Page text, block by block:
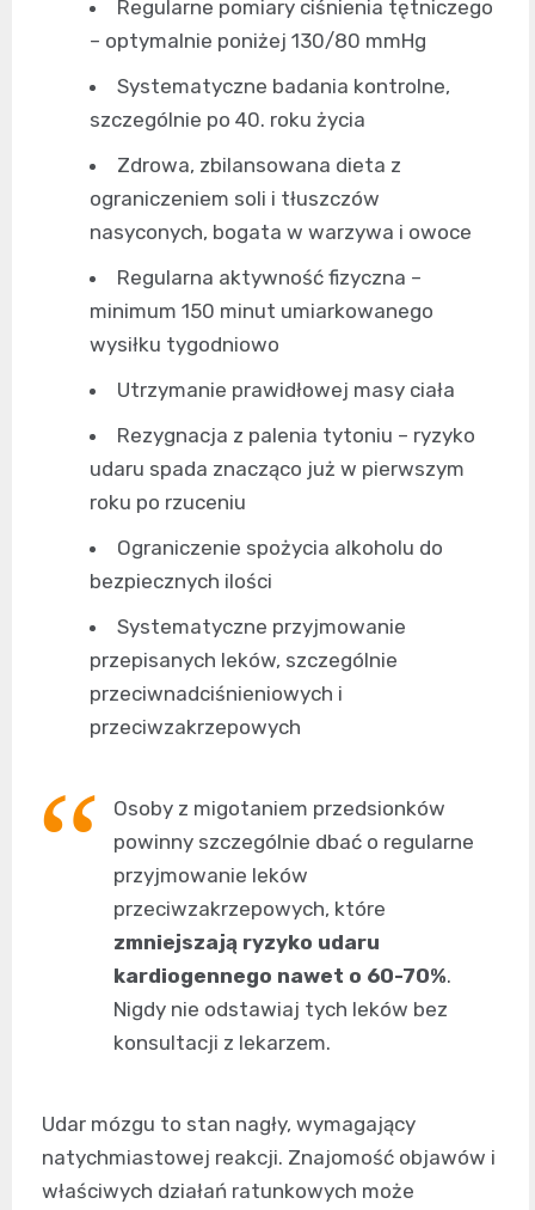
Regularne pomiary ciśnienia tętniczego
– optymalnie poniżej 130/80 mmHg
Systematyczne badania kontrolne,
szczególnie po 40. roku życia
Zdrowa, zbilansowana dieta z
ograniczeniem soli i tłuszczów
nasyconych, bogata w warzywa i owoce
Regularna aktywność fizyczna –
minimum 150 minut umiarkowanego
wysiłku tygodniowo
Utrzymanie prawidłowej masy ciała
Rezygnacja z palenia tytoniu – ryzyko
udaru spada znacząco już w pierwszym
roku po rzuceniu
Ograniczenie spożycia alkoholu do
bezpiecznych ilości
Systematyczne przyjmowanie
przepisanych leków, szczególnie
przeciwnadciśnieniowych i
przeciwzakrzepowych
Osoby z migotaniem przedsionków
powinny szczególnie dbać o regularne
przyjmowanie leków
przeciwzakrzepowych, które
zmniejszają ryzyko udaru
kardiogennego nawet o 60-70%.
Nigdy nie odstawiaj tych leków bez
konsultacji z lekarzem.
Udar mózgu to stan nagły, wymagający
natychmiastowej reakcji. Znajomość objawów i
właściwych działań ratunkowych może